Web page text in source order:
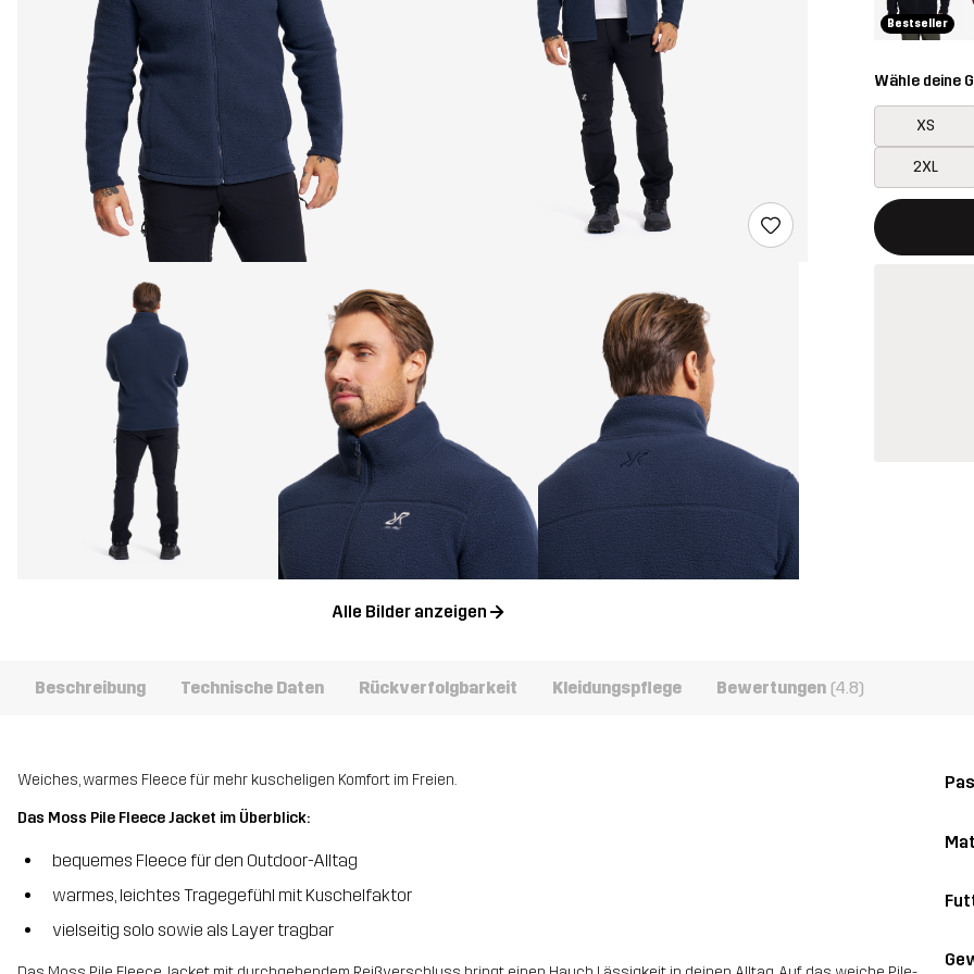
Alle Bilder anzeigen
Bestseller
Wähle deine
XS
2XL
Dieser
{{size}}
Beschreibung Technische Daten Rückverfolgbarkeit Kleidungspflege Bewertungen (4.8)
Weiches, warmes Fleece für mehr kuscheligen Komfort im Freien.
Das Moss Pile Fleece Jacket im Überblick:
bequemes Fleece für den Outdoor-Alltag
warmes, leichtes Tragegefühl mit Kuschelfaktor
vielseitig solo sowie als Layer tragbar